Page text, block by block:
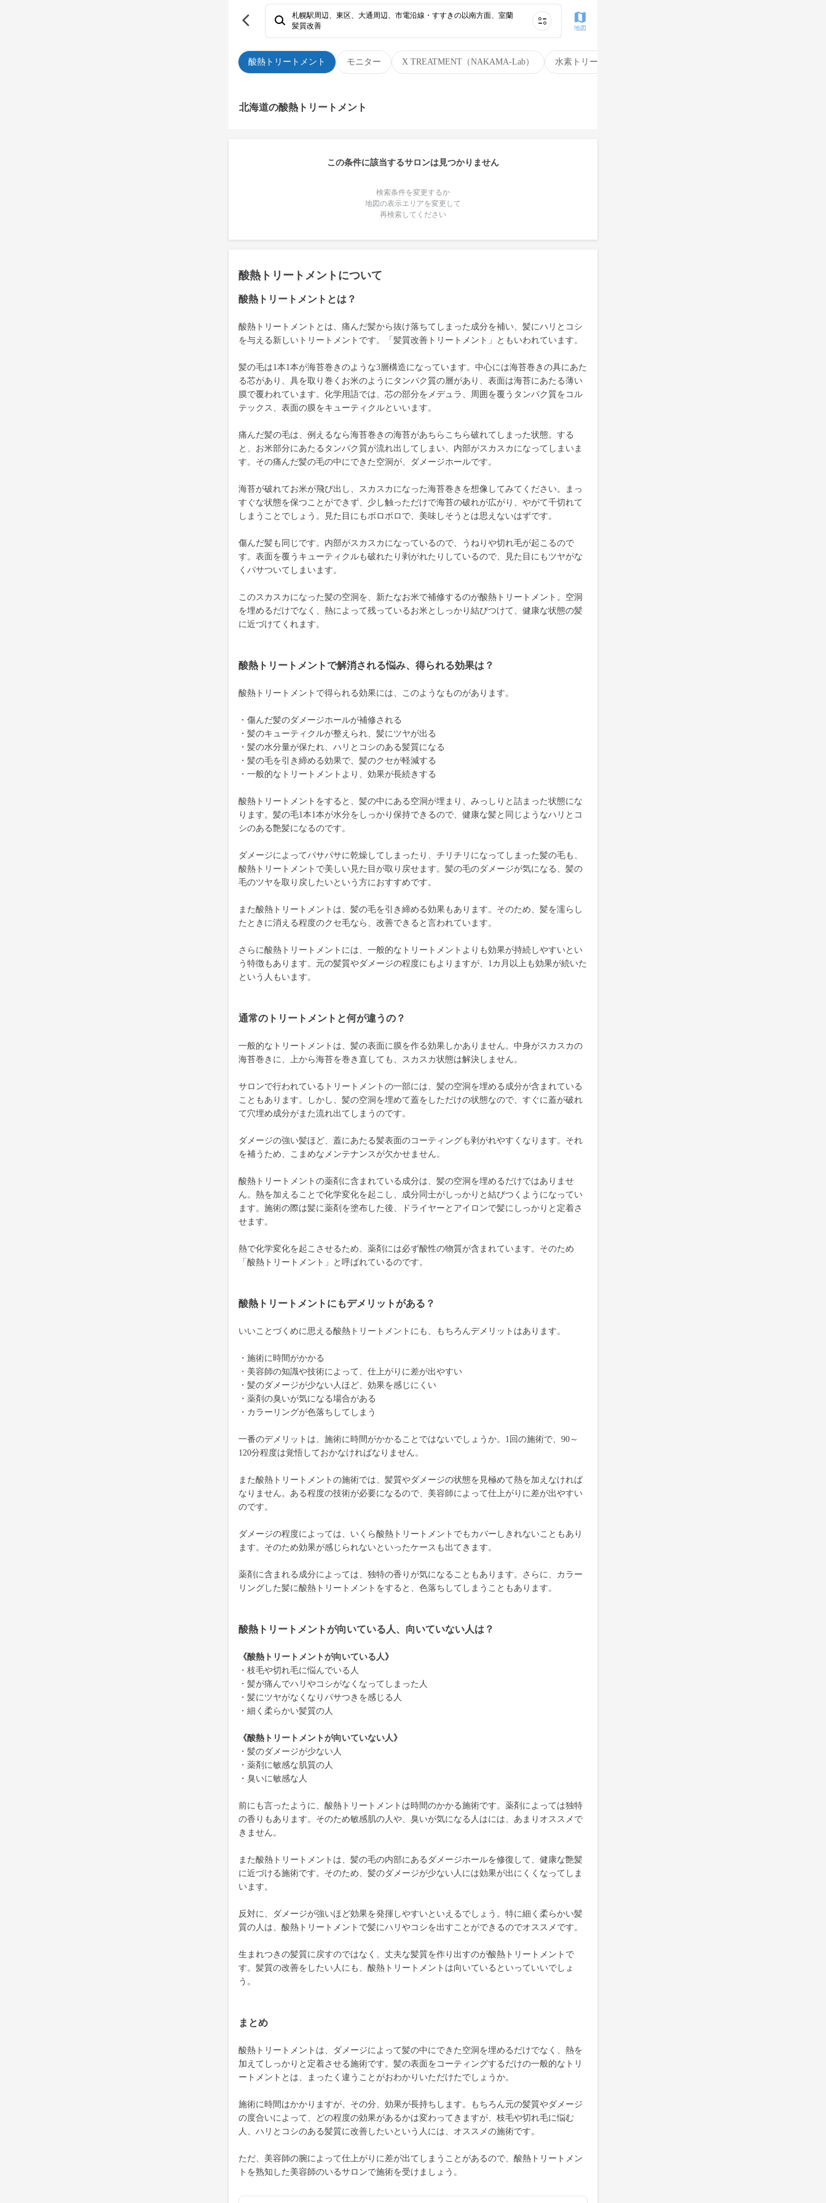
酸熱トリートメント モニター X TREATMENT（NAKAMA-Lab） 水素トリートメント
札幌駅周辺、東区、大通周辺、市電沿線・すすきの以南方面、室蘭
髪質改善
地図
北海道の酸熱トリートメント
この条件に該当するサロンは見つかりません
検索条件を変更するか
地図の表示エリアを変更して
再検索してください
酸熱トリートメントについて
酸熱トリートメントとは？
酸熱トリートメントとは、痛んだ髪から抜け落ちてしまった成分を補い、髪にハリとコシ
を与える新しいトリートメントです。「髪質改善トリートメント」ともいわれています。
髪の毛は1本1本が海苔巻きのような3層構造になっています。中心には海苔巻きの具にあた
る芯があり、具を取り巻くお米のようにタンパク質の層があり、表面は海苔にあたる薄い
膜で覆われています。化学用語では、芯の部分をメデュラ、周囲を覆うタンパク質をコル
テックス、表面の膜をキューティクルといいます。
痛んだ髪の毛は、例えるなら海苔巻きの海苔があちらこちら破れてしまった状態。する
と、お米部分にあたるタンパク質が流れ出してしまい、内部がスカスカになってしまいま
す。その痛んだ髪の毛の中にできた空洞が、ダメージホールです。
海苔が破れてお米が飛び出し、スカスカになった海苔巻きを想像してみてください。まっ
すぐな状態を保つことができず、少し触っただけで海苔の破れが広がり、やがて千切れて
しまうことでしょう。見た目にもボロボロで、美味しそうとは思えないはずです。
傷んだ髪も同じです。内部がスカスカになっているので、うねりや切れ毛が起こるので
す。表面を覆うキューティクルも破れたり剥がれたりしているので、見た目にもツヤがな
くパサついてしまいます。
このスカスカになった髪の空洞を、新たなお米で補修するのが酸熱トリートメント。空洞
を埋めるだけでなく、熱によって残っているお米としっかり結びつけて、健康な状態の髪
に近づけてくれます。
酸熱トリートメントで解消される悩み、得られる効果は？
酸熱トリートメントで得られる効果には、このようなものがあります。
・傷んだ髪のダメージホールが補修される
・髪のキューティクルが整えられ、髪にツヤが出る
・髪の水分量が保たれ、ハリとコシのある髪質になる
・髪の毛を引き締める効果で、髪のクセが軽減する
・一般的なトリートメントより、効果が長続きする
酸熱トリートメントをすると、髪の中にある空洞が埋まり、みっしりと詰まった状態にな
ります。髪の毛1本1本が水分をしっかり保持できるので、健康な髪と同じようなハリとコ
シのある艶髪になるのです。
ダメージによってパサパサに乾燥してしまったり、チリチリになってしまった髪の毛も、
酸熱トリートメントで美しい見た目が取り戻せます。髪の毛のダメージが気になる、髪の
毛のツヤを取り戻したいという方におすすめです。
また酸熱トリートメントは、髪の毛を引き締める効果もあります。そのため、髪を濡らし
たときに消える程度のクセ毛なら、改善できると言われています。
さらに酸熱トリートメントには、一般的なトリートメントよりも効果が持続しやすいとい
う特徴もあります。元の髪質やダメージの程度にもよりますが、1カ月以上も効果が続いた
という人もいます。
通常のトリートメントと何が違うの？
一般的なトリートメントは、髪の表面に膜を作る効果しかありません。中身がスカスカの
海苔巻きに、上から海苔を巻き直しても、スカスカ状態は解決しません。
サロンで行われているトリートメントの一部には、髪の空洞を埋める成分が含まれている
こともあります。しかし、髪の空洞を埋めて蓋をしただけの状態なので、すぐに蓋が破れ
て穴埋め成分がまた流れ出てしまうのです。
ダメージの強い髪ほど、蓋にあたる髪表面のコーティングも剥がれやすくなります。それ
を補うため、こまめなメンテナンスが欠かせません。
酸熱トリートメントの薬剤に含まれている成分は、髪の空洞を埋めるだけではありませ
ん。熱を加えることで化学変化を起こし、成分同士がしっかりと結びつくようになってい
ます。施術の際は髪に薬剤を塗布した後、ドライヤーとアイロンで髪にしっかりと定着さ
せます。
熱で化学変化を起こさせるため、薬剤には必ず酸性の物質が含まれています。そのため
「酸熱トリートメント」と呼ばれているのです。
酸熱トリートメントにもデメリットがある？
いいことづくめに思える酸熱トリートメントにも、もちろんデメリットはあります。
・施術に時間がかかる
・美容師の知識や技術によって、仕上がりに差が出やすい
・髪のダメージが少ない人ほど、効果を感じにくい
・薬剤の臭いが気になる場合がある
・カラーリングが色落ちしてしまう
一番のデメリットは、施術に時間がかかることではないでしょうか。1回の施術で、90～
120分程度は覚悟しておかなければなりません。
また酸熱トリートメントの施術では、髪質やダメージの状態を見極めて熱を加えなければ
なりません。ある程度の技術が必要になるので、美容師によって仕上がりに差が出やすい
のです。
ダメージの程度によっては、いくら酸熱トリートメントでもカバーしきれないこともあり
ます。そのため効果が感じられないといったケースも出てきます。
薬剤に含まれる成分によっては、独特の香りが気になることもあります。さらに、カラー
リングした髪に酸熱トリートメントをすると、色落ちしてしまうこともあります。
酸熱トリートメントが向いている人、向いていない人は？
《酸熱トリートメントが向いている人》
・枝毛や切れ毛に悩んでいる人
・髪が痛んでハリやコシがなくなってしまった人
・髪にツヤがなくなりパサつきを感じる人
・細く柔らかい髪質の人
《酸熱トリートメントが向いていない人》
・髪のダメージが少ない人
・薬剤に敏感な肌質の人
・臭いに敏感な人
前にも言ったように、酸熱トリートメントは時間のかかる施術です。薬剤によっては独特
の香りもあります。そのため敏感肌の人や、臭いが気になる人はには、あまりオススメで
きません。
また酸熱トリートメントは、髪の毛の内部にあるダメージホールを修復して、健康な艶髪
に近づける施術です。そのため、髪のダメージが少ない人には効果が出にくくなってしま
います。
反対に、ダメージが強いほど効果を発揮しやすいといえるでしょう。特に細く柔らかい髪
質の人は、酸熱トリートメントで髪にハリやコシを出すことができるのでオススメです。
生まれつきの髪質に戻すのではなく、丈夫な髪質を作り出すのが酸熱トリートメントで
す。髪質の改善をしたい人にも、酸熱トリートメントは向いているといっていいでしょ
う。
まとめ
酸熱トリートメントは、ダメージによって髪の中にできた空洞を埋めるだけでなく、熱を
加えてしっかりと定着させる施術です。髪の表面をコーティングするだけの一般的なトリ
ートメントとは、まったく違うことがおわかりいただけたでしょうか。
施術に時間はかかりますが、その分、効果が長持ちします。もちろん元の髪質やダメージ
の度合いによって、どの程度の効果があるかは変わってきますが、枝毛や切れ毛に悩む
人、ハリとコシのある髪質に改善したいという人には、オススメの施術です。
ただ、美容師の腕によって仕上がりに差が出てしまうことがあるので、酸熱トリートメン
トを熟知した美容師のいるサロンで施術を受けましょう。